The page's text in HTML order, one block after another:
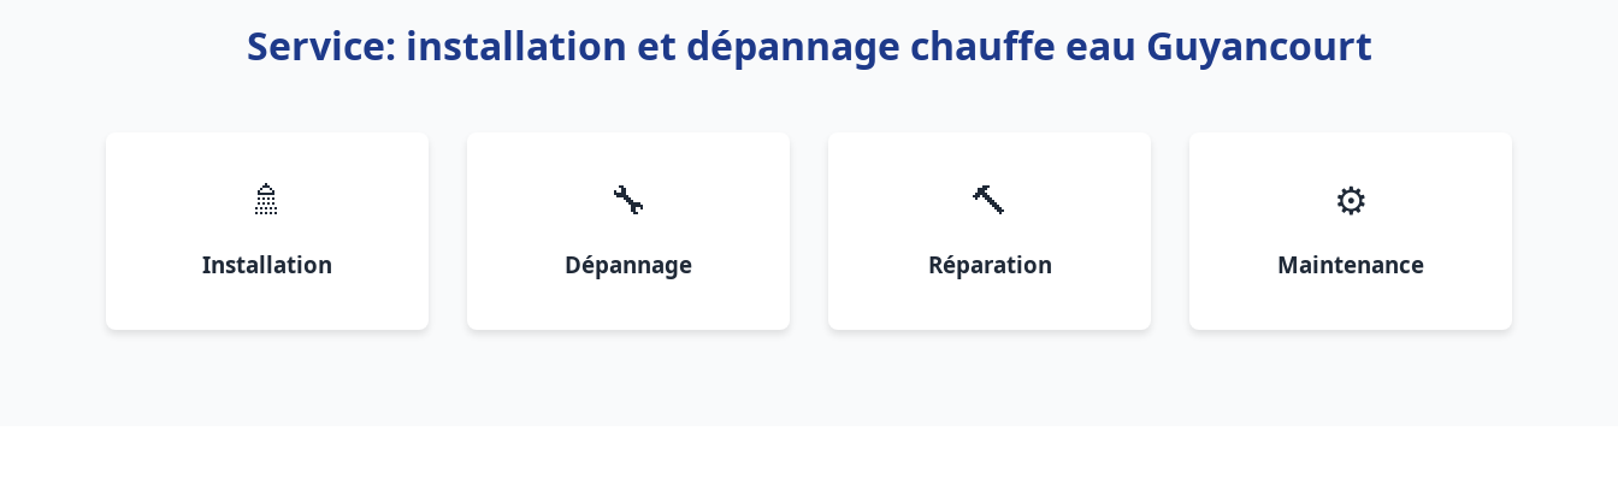
Service: installation et dépannage chauffe eau Guyancourt
🚿
Installation
🔧
Dépannage
🔨
Réparation
⚙️
Maintenance